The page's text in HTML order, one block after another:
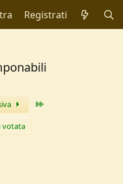
Registrati
votata